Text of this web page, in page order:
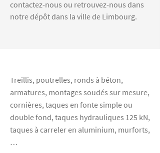
contactez-nous ou retrouvez-nous dans
notre dépôt dans la ville de Limbourg.
Treillis, poutrelles, ronds à béton,
armatures, montages soudés sur mesure,
cornières, taques en fonte simple ou
double fond, taques hydrauliques 125 kN,
taques à carreler en aluminium, murforts,
…